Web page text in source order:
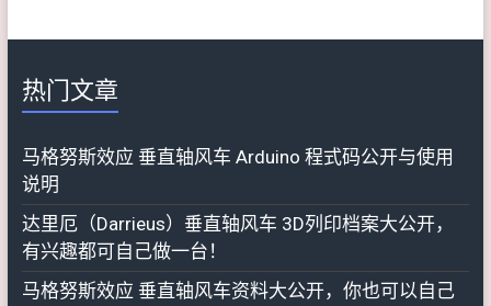
热门文章
马格努斯效应 垂直轴风车 Arduino 程式码公开与使用
说明
达里厄（Darrieus）垂直轴风车 3D列印档案大公开，
有兴趣都可自己做一台！
马格努斯效应 垂直轴风车资料大公开，你也可以自己